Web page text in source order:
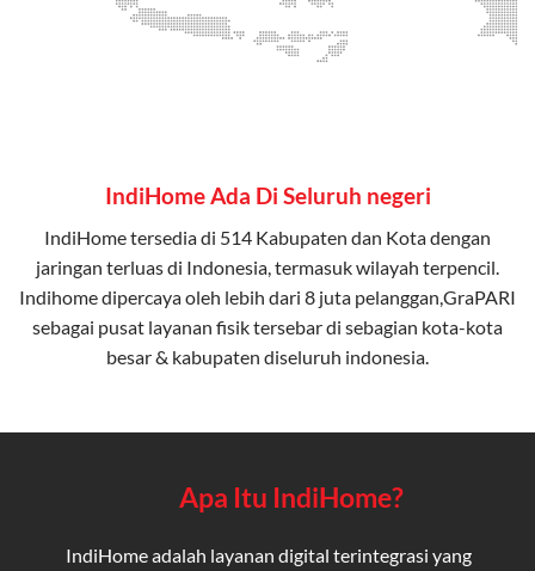
IndiHome Ada Di Seluruh negeri
IndiHome tersedia di 514 Kabupaten dan Kota dengan
jaringan terluas di Indonesia, termasuk wilayah terpencil.
Indihome dipercaya oleh lebih dari 8 juta pelanggan,GraPARI
sebagai pusat layanan fisik tersebar di sebagian kota-kota
besar & kabupaten diseluruh indonesia.
Apa Itu IndiHome?
IndiHome adalah layanan digital terintegrasi yang